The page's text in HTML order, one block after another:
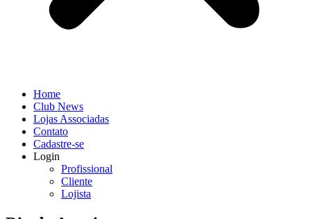
Home
Club News
Lojas Associadas
Contato
Cadastre-se
Login
Profissional
Cliente
Lojista